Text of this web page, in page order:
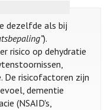
dezelfde als bij
).
risico op dehydratie
De risicofactoren zijn
dementie
(NSAID's,